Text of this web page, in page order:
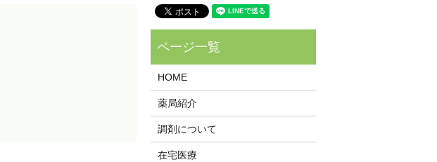
HOME
薬局紹介
調剤について
在宅医療